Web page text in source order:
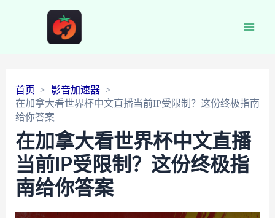
首页
影音加速器
在加拿大看世界杯中文直播当前IP受限制？这份终极指南
给你答案
在加拿大看世界杯中文直播
当前IP受限制？这份终极指
南给你答案